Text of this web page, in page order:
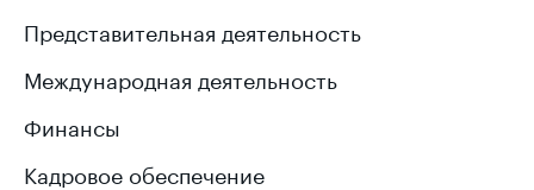
Представительная деятельность
Международная деятельность
Финансы
Кадровое обеспечение